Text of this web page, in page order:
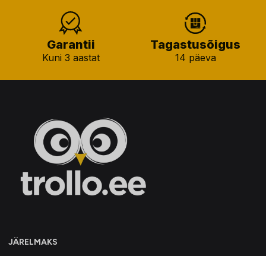
Garantii
Kuni 3 aastat
Tagastusõigus
14 päeva
JÄRELMAKS